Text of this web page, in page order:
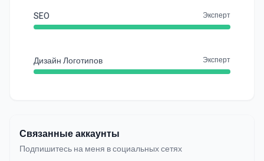
SEO Эксперт
Дизайн Логотипов Эксперт
Связанные аккаунты
Подпишитесь на меня в социальных сетях